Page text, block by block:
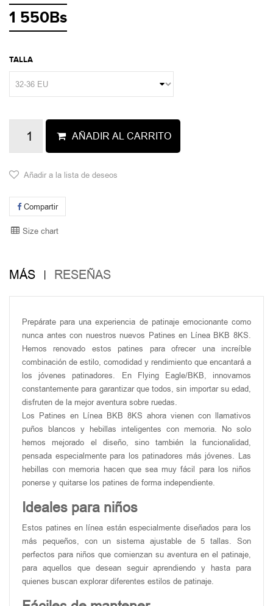
1 550Bs
TALLA
AÑADIR AL CARRITO
Añadir a la lista de deseos
Compartir
Size chart
MÁS RESEÑAS
Prepárate para una experiencia de patinaje emocionante como
nunca antes con nuestros nuevos Patines en Línea BKB 8KS.
Hemos renovado estos patines para ofrecer una increíble
combinación de estilo, comodidad y rendimiento que encantará a
los jóvenes patinadores. En Flying Eagle/BKB, innovamos
constantemente para garantizar que todos, sin importar su edad,
disfruten de la mejor aventura sobre ruedas.
Los Patines en Línea BKB 8KS ahora vienen con llamativos
puños blancos y hebillas inteligentes con memoria. No solo
hemos mejorado el diseño, sino también la funcionalidad,
pensada especialmente para los patinadores más jóvenes. Las
hebillas con memoria hacen que sea muy fácil para los niños
ponerse y quitarse los patines de forma independiente.
Ideales para niños
Estos patines en línea están especialmente diseñados para los
más pequeños, con un sistema ajustable de 5 tallas. Son
perfectos para niños que comienzan su aventura en el patinaje,
para aquellos que desean seguir aprendiendo y hasta para
quienes buscan explorar diferentes estilos de patinaje.